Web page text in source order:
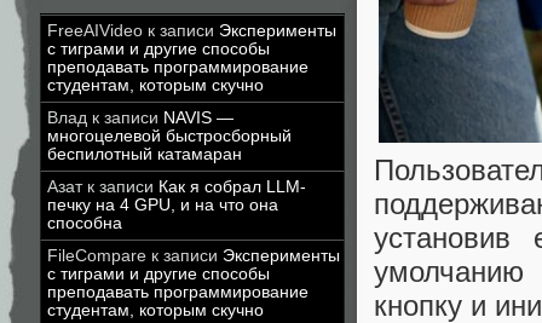
FreeAIVideo к записи Эксперименты
с тиграми и другие способы
преподавать программирование
студентам, которым скучно
Влад к записи NAVIS —
многоцелевой быстросборный
беспилотный катамаран
Азатк записи Как я собрал LLM-
печку на 4 GPU, и на что она
способна
FileCompare к записи Эксперименты
с тиграми и другие способы
преподавать программирование
студентам, которым скучно
установив
кнопку и